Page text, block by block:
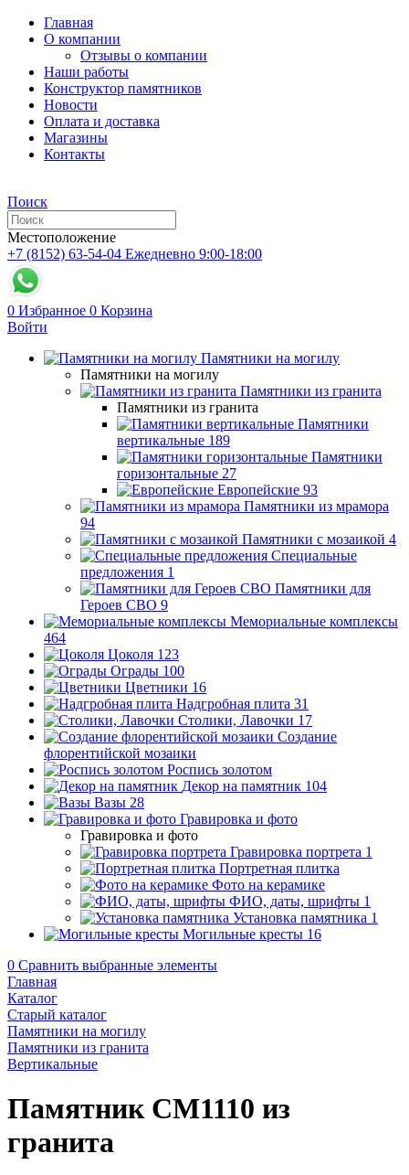
Главная
О компании
Отзывы о компании
Наши работы
Конструктор памятников
Новости
Оплата и доставка
Магазины
Контакты
Поиск
Местоположение
+7 (8152) 63-54-04 Ежедневно 9:00-18:00
0 Избранное 0 Корзина
Войти
Памятники на могилу
Памятники на могилу
Памятники из гранита
Памятники из гранита
Памятники
вертикальные 189
Памятники
горизонтальные 27
Европейские 93
Памятники из мрамора
94
Памятники с мозаикой 4
Специальные
предложения 1
Памятники для
Героев СВО 9
Мемориальные комплексы
464
Цоколя 123
Ограды 100
Цветники 16
Надгробная плита 31
Столики, Лавочки 17
Создание
флорентийской мозаики
Роспись золотом
Декор на памятник 104
Вазы 28
Гравировка и фото
Гравировка и фото
Гравировка портрета 1
Портретная плитка
Фото на керамике
ФИО, даты, шрифты 1
Установка памятника 1
Могильные кресты 16
0 Сравнить выбранные элементы
Главная
Каталог
Старый каталог
Памятники на могилу
Памятники из гранита
Вертикальные
Памятник CM1110 из
гранита